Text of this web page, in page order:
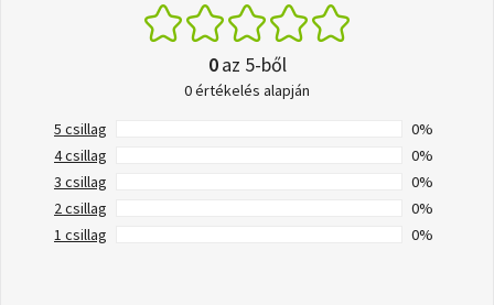
0az 5-ből
0 értékelés alapján
5 csillag
0%
4 csillag
0%
3 csillag
0%
2 csillag
0%
1 csillag
0%